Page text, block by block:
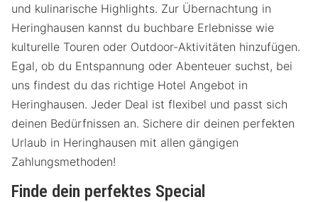
und kulinarische Highlights. Zur Übernachtung in
Heringhausen kannst du buchbare Erlebnisse wie
kulturelle Touren oder Outdoor-Aktivitäten hinzufügen.
Egal, ob du Entspannung oder Abenteuer suchst, bei
uns findest du das richtige Hotel Angebot in
Heringhausen. Jeder Deal ist flexibel und passt sich
deinen Bedürfnissen an. Sichere dir deinen perfekten
Urlaub in Heringhausen mit allen gängigen
Zahlungsmethoden!
Finde dein perfektes Special